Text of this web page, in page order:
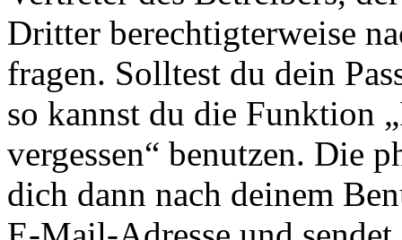
Dritter berechtigterweise
fragen. Solltest du dein
so kannst du die Funktion
vergessen“ benutzen. Die
dich dann nach deinem